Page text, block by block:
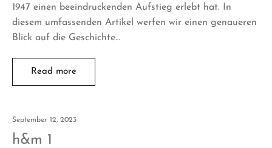
1947 einen beeindruckenden Aufstieg erlebt hat. In
diesem umfassenden Artikel werfen wir einen genaueren
Blick auf die Geschichte…
Read more
September 12, 2023
h&m 1